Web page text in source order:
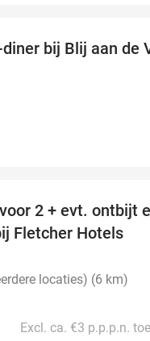
bij Blij aan de
2 + evt. ontbijt
Fletcher Hotels
locaties) (6 km)
Excl. ca. €3 p.p.p.n.